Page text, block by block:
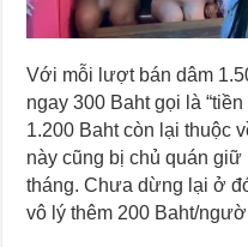
Với mỗi lượt bán dâm
ngay 300 Baht gọi là
1.200 Baht còn lại thuộc
này cũng bị chủ quán
tháng. Chưa dừng lại ở
vô lý thêm 200 Baht/